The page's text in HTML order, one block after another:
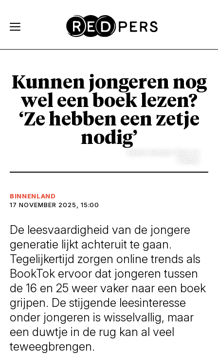
Kunnen jongeren nog
wel een boek lezen?
‘Ze hebben een zetje
nodig’
BINNENLAND
17 NOVEMBER 2025, 15:00
De leesvaardigheid van de jongere
generatie lijkt achteruit te gaan.
Tegelijkertijd zorgen online trends als
BookTok ervoor dat jongeren tussen
de 16 en 25 weer vaker naar een boek
grijpen. De stijgende leesinteresse
onder jongeren is wisselvallig, maar
een duwtje in de rug kan al veel
teweegbrengen.